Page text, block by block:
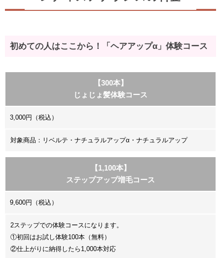
初めての人はここから！「ヘアアップα」体験コース
【300本】
じょじょ髪体験コース
3,000円（税込）
対象商品：リベルテ・ナチュラルアップα・ナチュラルアップ
【1,100本】
ステップアップ増毛コース
9,600円（税込）
2ステップでの体験コースになります。
①初回はお試し体験100本（無料）
②仕上がりに納得したら1,000本対応